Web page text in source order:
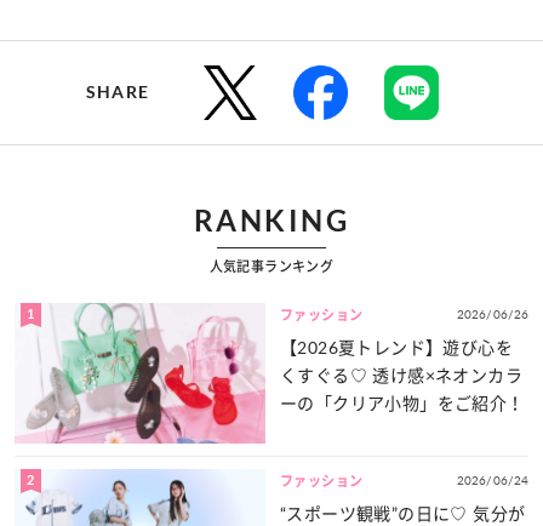
SHARE
RANKING
人気記事ランキング
1 ファッション 2026/06/26
【2026夏トレンド】遊び心を
くすぐる♡ 透け感×ネオンカラ
ーの「クリア小物」をご紹介！
2 ファッション 2026/06/24
“スポーツ観戦”の日に♡ 気分が